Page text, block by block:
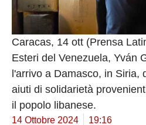
Caracas, 14 ott (Prensa
Esteri del Venezuela, Yván
l'arrivo a Damasco, in Siria,
aiuti di solidarietà
il popolo libanese.
14 Ottobre 2024 19:16